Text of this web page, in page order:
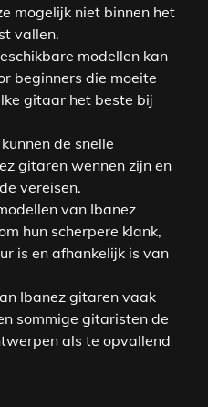
mogelijk niet binnen het
vallen.
modellen kan
beginners die moeite
gitaar het beste bij
de snelle
gitaren wennen zijn en
vereisen.
van Ibanez
hun scherpere klank,
is en afhankelijk is van
Ibanez gitaren vaak
sommige gitaristen de
als te opvallend